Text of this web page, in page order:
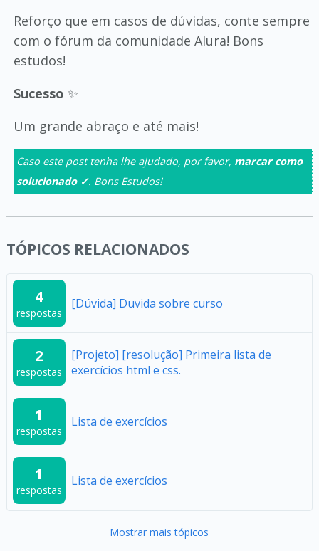
Reforço que em casos de dúvidas, conte sempre
com o fórum da comunidade Alura! Bons
estudos!
Sucesso ✨
Um grande abraço e até mais!
Caso este post tenha lhe ajudado, por favor, marcar como
solucionado ✓. Bons Estudos!
TÓPICOS RELACIONADOS
4
respostas
[Dúvida] Duvida sobre curso
2
respostas
[Projeto] [resolução] Primeira lista de
exercícios html e css.
1
respostas
Lista de exercícios
1
respostas
Lista de exercícios
Mostrar mais tópicos